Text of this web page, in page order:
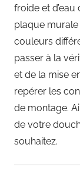
froide et
plaque
couleurs
passer à la
et de la mise
repérer les
de montage.
de votre
souhaitez.